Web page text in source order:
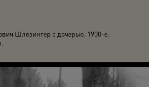
Шлезингер с дочерью. 1900-е.